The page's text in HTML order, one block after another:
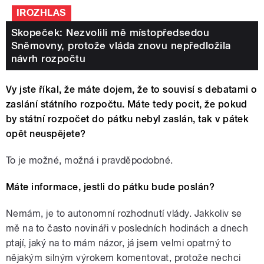
IROZHLAS
Skopeček: Nezvolili mě místopředsedou
Sněmovny, protože vláda znovu nepředložila
návrh rozpočtu
Vy jste říkal, že máte dojem, že to souvisí s debatami o
zaslání státního rozpočtu. Máte tedy pocit, že pokud
by státní rozpočet do pátku nebyl zaslán, tak v pátek
opět neuspějete?
To je možné, možná i pravděpodobné.
Máte informace, jestli do pátku bude poslán?
Nemám, je to autonomní rozhodnutí vlády. Jakkoliv se
mě na to často novináři v posledních hodinách a dnech
ptají, jaký na to mám názor, já jsem velmi opatrný to
nějakým silným výrokem komentovat, protože nechci